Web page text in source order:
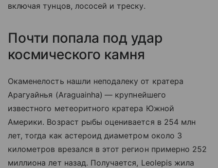
включая тунцов, лососей и треску.
Почти попала под удар
космического камня
Окаменелость нашли неподалеку от кратера
Арагуайнья (Araguainha) — крупнейшего
известного метеоритного кратера Южной
Америки. Возраст рыбы оценивается в 254 млн
лет, тогда как астероид диаметром около 3
километров врезался в этот регион примерно 252
миллиона лет назад. Получается, Leolepis жила